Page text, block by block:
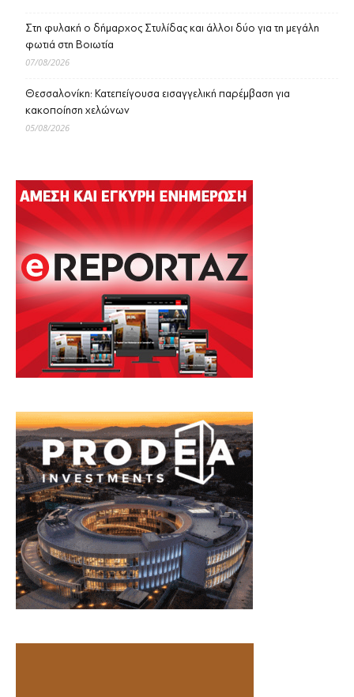
Στη φυλακή ο δήμαρχος Στυλίδας και άλλοι δύο για τη μεγάλη
φωτιά στη Βοιωτία
07/08/2026
Θεσσαλονίκη: Κατεπείγουσα εισαγγελική παρέμβαση για
κακοποίηση χελώνων
05/08/2026